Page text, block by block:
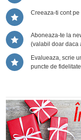
Creeaza-ti cont
Aboneaza-te la
(valabil doar daca
Evalueaza, scrie
puncte de